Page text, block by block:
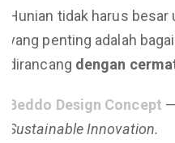
Hunian tidak harus
yang penting adalah
dirancang dengan
Beddo Design Concept
Sustainable Innovation.